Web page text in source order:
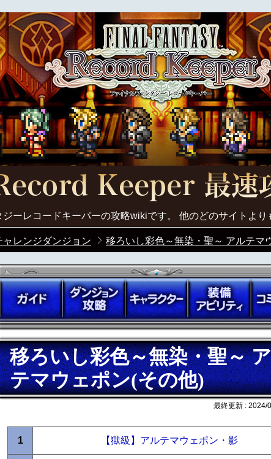
ーレコードキーパーの攻略wikiです。 他のどのサイトより
ャレンジダンジョン 移ろいし彩色～無染・聖～ アルテマ
移ろいし彩色～無染・聖～
テマウェポン(その他)
最終更新 : 2024/
1 【獄級】アルテマウェポン・影